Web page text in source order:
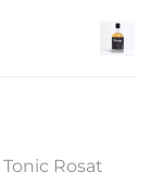
Tonic Rosat